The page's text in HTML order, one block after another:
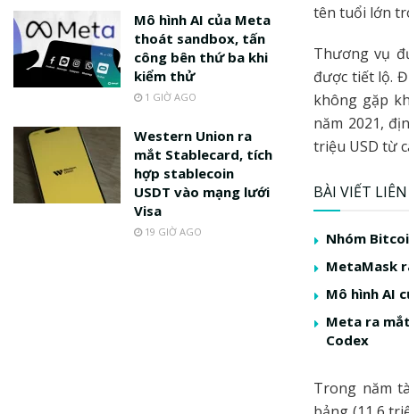
tên tuổi lớn
Thương vụ
được tiết lộ.
không gặp
năm 2021,
triệu USD từ
BÀI VIẾT
Nhóm
MetaMask
Mô hình AI
Meta ra
Codex
Trong năm
Mô hình AI của Meta
thoát sandbox, tấn
công bên thứ ba khi
kiểm thử
1 GIỜ AGO
Western Union ra
mắt Stablecard, tích
hợp stablecoin
USDT vào mạng lưới
Visa
19 GIỜ AGO